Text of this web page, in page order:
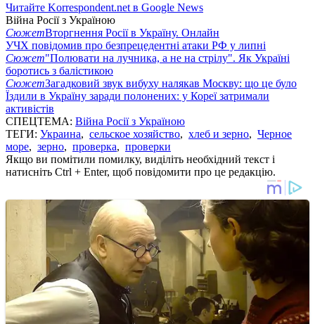
Читайте Korrespondent.net в Google News
Війна Росії з Україною
СюжетВторгнення Росії в Україну. Онлайн
УЧХ повідомив про безпрецедентні атаки РФ у липні
Сюжет"Полювати на лучника, а не на стрілу". Як Україні
боротись з балістикою
СюжетЗагадковий звук вибуху налякав Москву: що це було
Їздили в Україну заради полонених: у Кореї затримали
активістів
СПЕЦТЕМА: Війна Росії з Україною
ТЕГИ: Украина, сельское хозяйство, хлеб и зерно, Черное
море, зерно, проверка, проверки
Якщо ви помітили помилку, виділіть необхідний текст і
натисніть Ctrl + Enter, щоб повідомити про це редакцію.